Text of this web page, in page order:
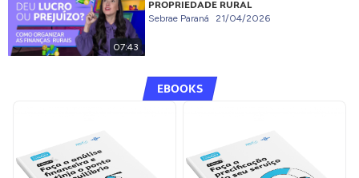
07:43
PROPRIEDADE RURAL
Sebrae Paraná 21/04/2026
EBOOKS